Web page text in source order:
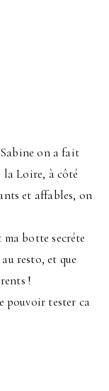
on a fait
la Loire, à côté
et affables, on
botte secréte
resto, et que
!
pouvoir tester ca